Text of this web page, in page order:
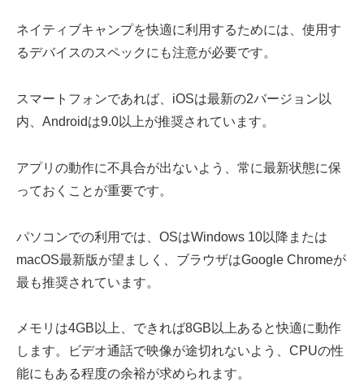
ネイティブキャンプを快適に利用するためには、使用す
るデバイスのスペックにも注意が必要です。
スマートフォンであれば、iOSは最新の2バージョン以
内、Androidは9.0以上が推奨されています。
アプリの動作に不具合が出ないよう、常に最新状態に保
っておくことが重要です。
パソコンでの利用では、OSはWindows 10以降または
macOS最新版が望ましく、ブラウザはGoogle Chromeが
最も推奨されています。
メモリは4GB以上、できれば8GB以上あると快適に動作
します。ビデオ通話で映像が途切れないよう、CPUの性
能にもある程度の余裕が求められます。